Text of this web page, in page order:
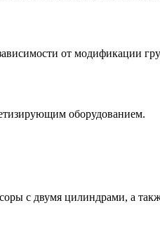
от модификации
оборудованием.
с двумя цилиндрами, а